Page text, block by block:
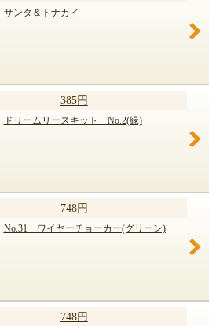
サンタ＆トナカイ
385円
ドリームリースキット No.2(緑)
748円
No.31 ワイヤーチョーカー(グリーン)
748円